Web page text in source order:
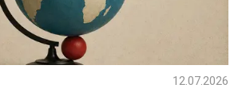
12.07.2026